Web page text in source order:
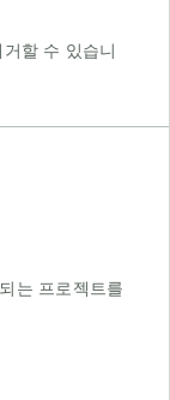
할 수 있습니
는 프로젝트를